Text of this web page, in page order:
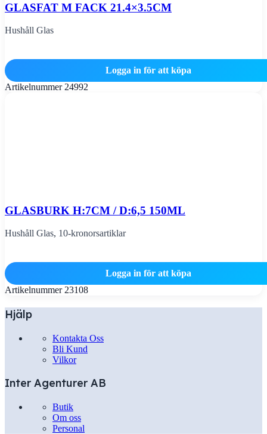
GLASFAT M FACK 21.4×3.5CM
Hushåll Glas
Logga in för att köpa
Artikelnummer 24992
GLASBURK H:7CM / D:6,5 150ML
Hushåll Glas, 10-kronorsartiklar
Logga in för att köpa
Artikelnummer 23108
Hjälp
Kontakta Oss
Bli Kund
Vilkor
Inter Agenturer AB
Butik
Om oss
Personal